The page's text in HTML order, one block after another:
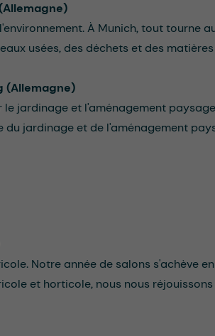
À Munich, tout tourne
usées, des déchets et des
(Allemagne)
jardinage et l'aménagement
du jardinage et de l'aménagement
Notre année de salons s'achève
et horticole, nous nous